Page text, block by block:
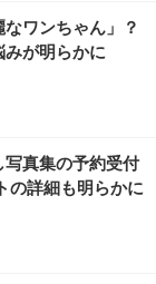
ワンちゃん」？
が明らかに
真集の予約受付
の詳細も明らかに